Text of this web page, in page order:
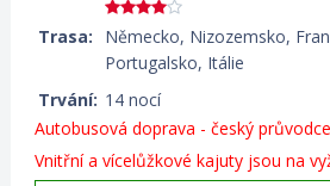
Trasa:
Německo, Nizozemsko,
Portugalsko, Itálie
Trvání: 14 nocí
Autobusová doprava - český průvodce
Vnitřní a vícelůžkové kajuty jsou na